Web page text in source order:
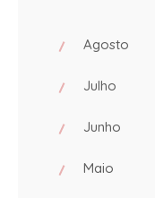
Agosto
Julho
Junho
Maio